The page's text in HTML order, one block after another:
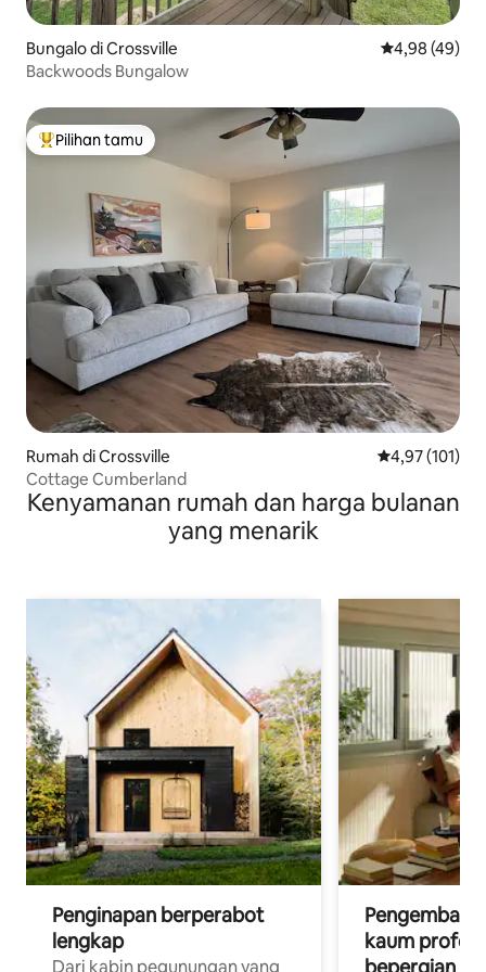
Bungalo di Crossville Nilai rata-rata
4,98 (49)
Backwoods Bungalow
Pilihan tamu terpopuler
Pilihan tamu
Rumah di Crossville Nilai rata-rata
4,97 (101)
Cottage Cumberland
Kenyamanan rumah dan harga bulanan
yang menarik
Penginapan berperabot
lengkap
Dari kabin pegunungan yang
Pengembara
kaum